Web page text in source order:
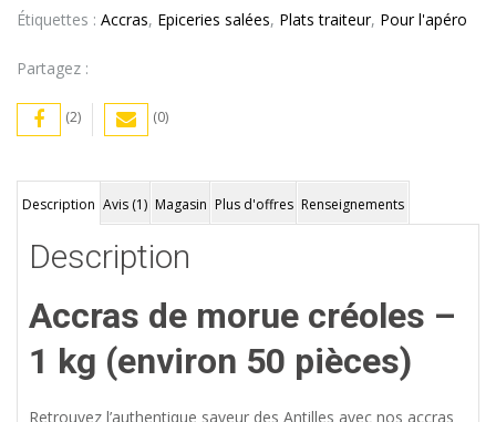
Étiquettes : Accras, Epiceries salées, Plats traiteur, Pour l'apéro
Partagez :
(2) (0)
Description Avis (1) Magasin Plus d'offres Renseignements
Description
Accras de morue créoles –
1 kg (environ 50 pièces)
Retrouvez l’authentique saveur des Antilles avec nos accras